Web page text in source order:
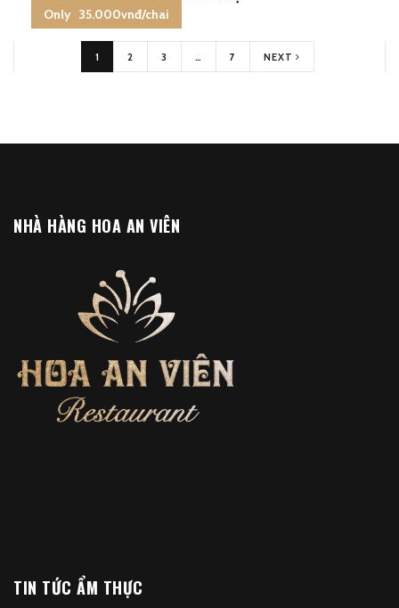
Only 35.000vnđ/chai
1 2 3 … 7 NEXT
NHÀ HÀNG HOA AN VIÊN
TIN TỨC ẨM THỰC